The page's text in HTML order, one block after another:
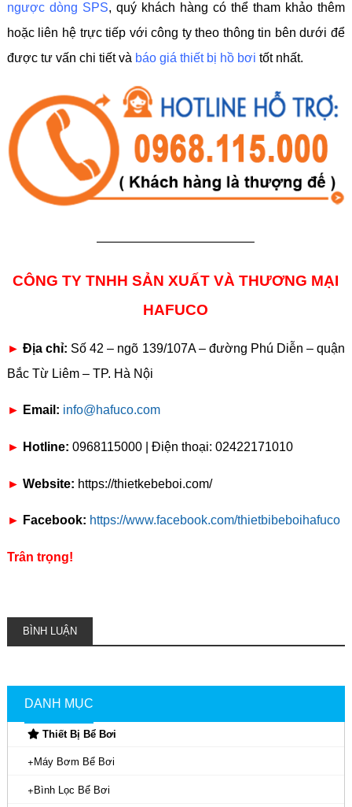
ngược dòng SPS, quý khách hàng có thể tham khảo thêm
hoặc liên hệ trực tiếp với công ty theo thông tin bên dưới để
được tư vấn chi tiết và báo giá thiết bị hồ bơi tốt nhất.
————————————–
CÔNG TY TNHH SẢN XUẤT VÀ THƯƠNG MẠI
HAFUCO
► Địa chỉ: Số 42 – ngõ 139/107A – đường Phú Diễn – quận
Bắc Từ Liêm – TP. Hà Nội
► Email: info@hafuco.com
► Hotline: 0968115000 | Điện thoại: 02422171010
► Website: https://thietkebeboi.com/
► Facebook: https://www.facebook.com/thietbibeboihafuco
Trân trọng!
BÌNH LUẬN
DANH MỤC
Thiết Bị Bể Bơi
Máy Bơm Bể Bơi
Bình Lọc Bể Bơi